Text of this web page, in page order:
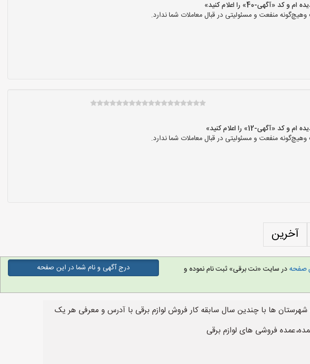
40» را اعلام کنید»
منفعت و مسئولیتی در قبال معاملات شما ندارد.
12» را اعلام کنید»
منفعت و مسئولیتی در قبال معاملات شما ندارد.
آخرین
صفحهدر سایت «نت برقی» ثبت نام نموده و
درج آگهی و نام شما در این صفحه
ها با چندین سال سابقه کار فروش لوازم برقی با آدرس و معرفی هر یک
فروشی های لوازم برقی